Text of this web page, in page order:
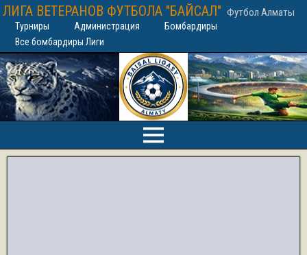
ЛИГА ВЕТЕРАНОВ ФУТБОЛА "БАЙСАЛ" Футбол Алматы
Турниры Администрация
Бомбардиры
Все бомбардиры Лиги